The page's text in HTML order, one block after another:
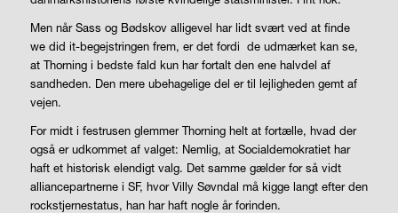
Men når Sass og Bødskov alligevel har lidt svært ved at finde
we did it-begejstringen frem, er det fordi de udmærket kan se,
at Thorning i bedste fald kun har fortalt den ene halvdel af
sandheden. Den mere ubehagelige del er til lejligheden gemt af
vejen.
For midt i festrusen glemmer Thorning helt at fortælle, hvad der
også er udkommet af valget: Nemlig, at Socialdemokratiet har
haft et historisk elendigt valg. Det samme gælder for så vidt
alliancepartnerne i SF, hvor Villy Søvndal må kigge langt efter den
rockstjernestatus, han har haft nogle år forinden.